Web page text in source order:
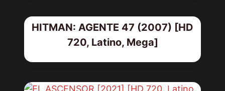
HITMAN: AGENTE 47 (2007) [HD
720, Latino, Mega]